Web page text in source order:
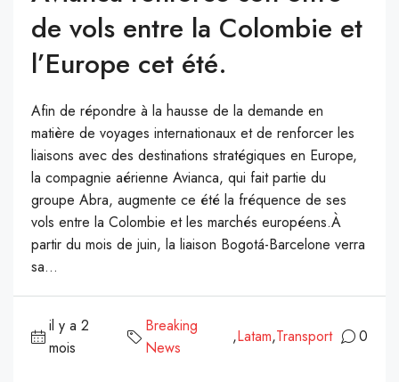
de vols entre la Colombie et
l’Europe cet été.
Afin de répondre à la hausse de la demande en
matière de voyages internationaux et de renforcer les
liaisons avec des destinations stratégiques en Europe,
la compagnie aérienne Avianca, qui fait partie du
groupe Abra, augmente ce été la fréquence de ses
vols entre la Colombie et les marchés européens.À
partir du mois de juin, la liaison Bogotá-Barcelone verra
sa...
il y a 2
mois
Breaking
News
,Latam,Transport 0